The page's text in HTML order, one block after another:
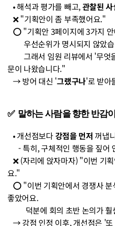
   • 해석과 평가를 빼고,
관찰된
   ❌ "기획안이 좀 부족했어요."
⭕ "기획안 3페이지에 3가지
우선순위가 명시되지 않았
         그래서 임원 리뷰에서 '무엇을 먼저 하자는 건가요?'라는 질
문이 나왔습니다."
   → 방어 대신 '
그랬구나'로 받아
✅  말하는 사람을 향한 반감
   • 개선점보다
강점을 먼저 꺼냅
- 특히, 구체적인 행동을 짚
   ❌ (자리에 앉자마자) "이번 기획안, 우선순위가 안 보이던데
요."
좋았어요.
덕분에 회의 초반 논
→ 강점 인정 이후, 개선점은 '